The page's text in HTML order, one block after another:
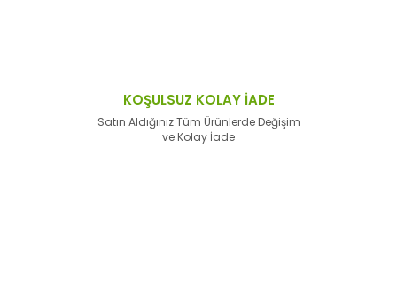
KOŞULSUZ KOLAY İADE
Satın Aldığınız Tüm Ürünlerde Değişim
ve Kolay İade